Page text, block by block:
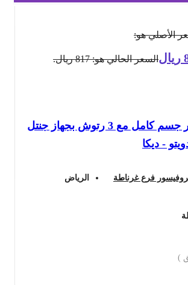
هو:
السعر الحالي هو: 817 ريال.
3 جلسات ليزر جسم كامل مع 3 رتوش بجهاز جنتل
- ديكا
فرع غرناطة الرياض